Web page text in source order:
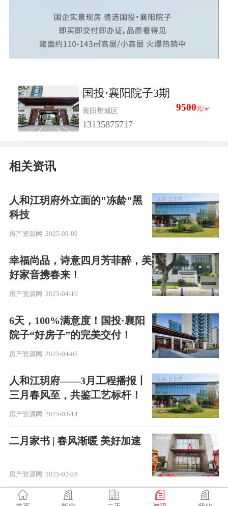
国投·襄阳院子3期
襄阳樊城区 9500元/㎡
13135875717
相关资讯
人和江玥府外立面的"冻龄"黑
科技
房产资源网 2025-09-09
幸福尚品，诗意四月芳菲醉，美
好家音携春来！
房产资源网 2025-04-10
6天，100%满意度！国投·襄阳
院子“好房子”的完美交付！
房产资源网 2025-04-05
人和江玥府——3月工程播报丨
三月春风至，共鉴工艺标杆！
房产资源网 2025-03-14
二月家书 | 春风渐暖 美好加速
房产资源网 2025-02-28